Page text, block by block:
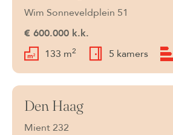
Wim Sonneveldplein 51
€ 600.000 k.k.
133 m2 5 kamers
Beschikbaar
Den Haag
Mient 232